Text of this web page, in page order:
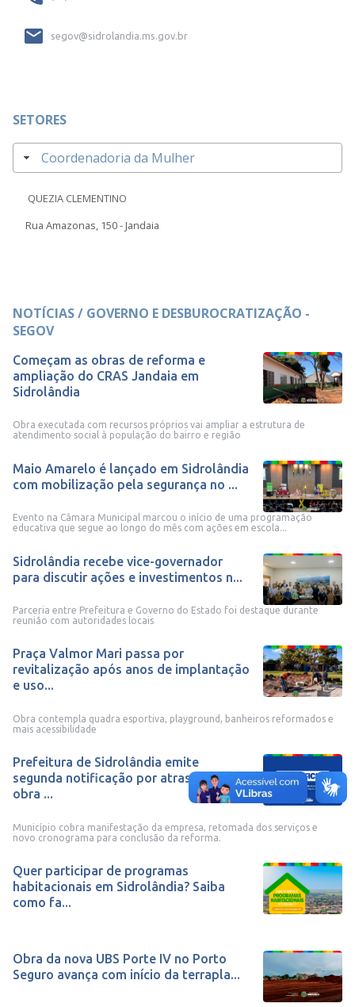
segov@sidrolandia.ms.gov.br
SETORES
Coordenadoria da Mulher
QUEZIA CLEMENTINO
Rua Amazonas, 150 - Jandaia
NOTÍCIAS / GOVERNO E DESBUROCRATIZAÇÃO -
SEGOV
Começam as obras de reforma e
ampliação do CRAS Jandaia em
Sidrolândia
Obra executada com recursos próprios vai ampliar a estrutura de
atendimento social à população do bairro e região
Maio Amarelo é lançado em Sidrolândia
com mobilização pela segurança no ...
Evento na Câmara Municipal marcou o início de uma programação
educativa que segue ao longo do mês com ações em escola...
Sidrolândia recebe vice-governador
para discutir ações e investimentos n...
Parceria entre Prefeitura e Governo do Estado foi destaque durante
reunião com autoridades locais
Praça Valmor Mari passa por
revitalização após anos de implantação
e uso...
Obra contempla quadra esportiva, playground, banheiros reformados e
mais acessibilidade
Prefeitura de Sidrolândia emite
segunda notificação por atraso em
obra ...
Município cobra manifestação da empresa, retomada dos serviços e
novo cronograma para conclusão da reforma.
Quer participar de programas
habitacionais em Sidrolândia? Saiba
como fa...
Obra da nova UBS Porte IV no Porto
Seguro avança com início da terrapla...